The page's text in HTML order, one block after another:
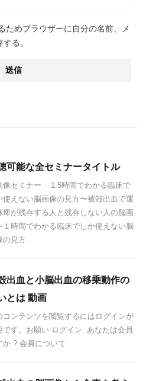
ためブラウザーに自分の名前、メ
る。
可能な全セミナータイトル
像セミナー 1.5時間でわかる臨床で
使えない脳画像の見方〜被殻出血で運
痺が残存する人と残存しない人の脳画
１時間でわかる臨床でしか使えない脳
の見方 ...
出血と小脳出血の移乗動作の
とは 動画
コンテンツを閲覧するにはログインが
です。お願い ログイン. あなたは会員
か ? 会員について